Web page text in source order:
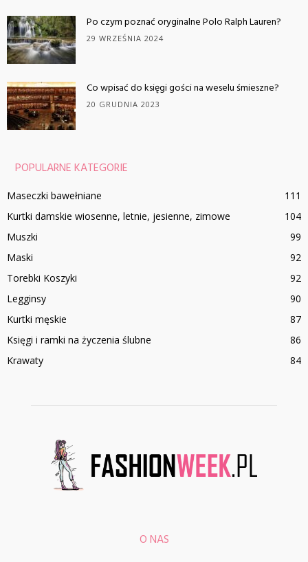
Po czym poznać oryginalne Polo Ralph Lauren?
29 WRZEŚNIA 2024
Co wpisać do księgi gości na weselu śmieszne?
20 GRUDNIA 2023
POPULARNE KATEGORIE
Maseczki bawełniane
111
Kurtki damskie wiosenne, letnie, jesienne, zimowe
104
Muszki
99
Maski
92
Torebki Koszyki
92
Legginsy
90
Kurtki męskie
87
Księgi i ramki na życzenia ślubne
86
Krawaty
84
O NAS